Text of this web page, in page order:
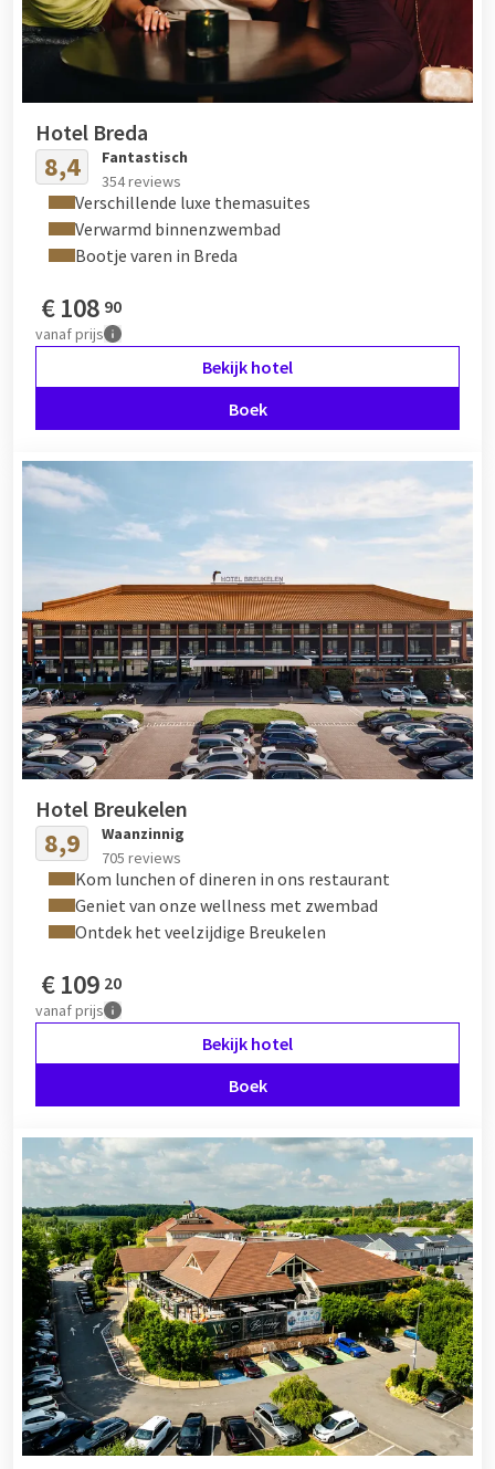
Hotel Breda
8,4
Fantastisch
354 reviews
Verschillende luxe themasuites
Verwarmd binnenzwembad
Bootje varen in Breda
€108 90
vanafprijs
Bekijk hotel
Boek
Hotel Breukelen
8,9
Waanzinnig
705 reviews
Kom lunchen of dineren in ons restaurant
Geniet van onze wellness met zwembad
Ontdek het veelzijdige Breukelen
€109 20
vanafprijs
Bekijk hotel
Boek